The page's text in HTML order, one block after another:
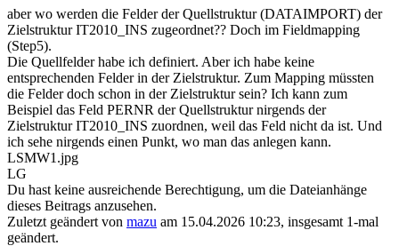
aber wo werden die Felder der Quellstruktur (DATAIMPORT) der
Zielstruktur IT2010_INS zugeordnet?? Doch im Fieldmapping
(Step5).
Die Quellfelder habe ich definiert. Aber ich habe keine
entsprechenden Felder in der Zielstruktur. Zum Mapping müssten
die Felder doch schon in der Zielstruktur sein? Ich kann zum
Beispiel das Feld PERNR der Quellstruktur nirgends der
Zielstruktur IT2010_INS zuordnen, weil das Feld nicht da ist. Und
ich sehe nirgends einen Punkt, wo man das anlegen kann.
LSMW1.jpg
LG
Du hast keine ausreichende Berechtigung, um die Dateianhänge
dieses Beitrags anzusehen.
Zuletzt geändert von mazu am 15.04.2026 10:23, insgesamt 1-mal
geändert.